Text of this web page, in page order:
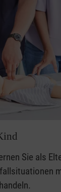
Sie als